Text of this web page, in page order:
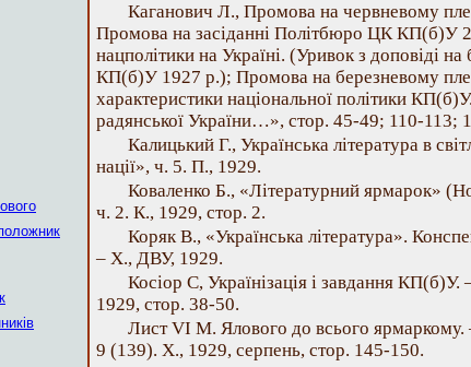
Каганович Л., Промова на червневому
Промова на засіданні Політбюро ЦК КП(б)У
нацполітики на Україні. (Уривок з доповіді
КП(б)У 1927 p.); Промова на березневому
характеристики національної політики
радянської України…», стор. 45-49; 110-113;
Калицький Г., Українська література в
нації», ч. 5. П., 1929.
Коваленко Б., «Літературний ярмарок»
ч. 2. К., 1929, стор. 2.
Коряк В., «Українська література».
– X., ДВУ, 1929.
Косіор С, Українізація і завдання
1929, стор. 38-50.
Лист VI М. Ялового до всього ярмаркому.
9 (139). X., 1929, серпень, стор. 145-150.